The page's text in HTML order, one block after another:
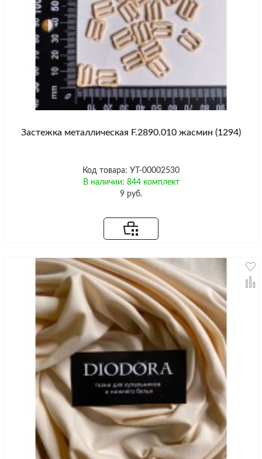
Застежка металлическая F.2890.010 жасмин (1294)
Код товара: УТ-00002530
В наличии: 844 комплект
9 руб.